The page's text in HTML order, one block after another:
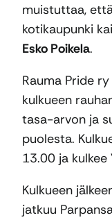
muistuttaa,
kotikaupunki
Esko Poikela.
Rauma Pride
kulkueen
tasa-arvon ja
puolesta.
13.00 ja kulkee
Kulkueen
jatkuu